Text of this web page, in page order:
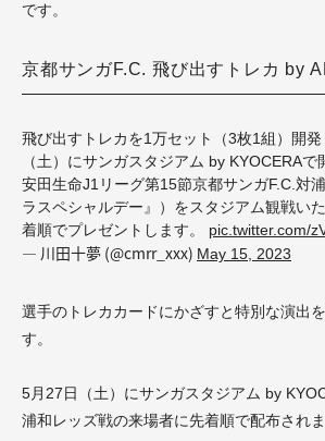
です。
京都サンガF.C. 飛び出すトレカ by
飛び出すトレカを1万セット（3枚1組）開
（土）にサンガスタジアム by KYOCERA
安田生命J1リーグ第15節京都サンガF.C.対
ラスペシャルデー』）をスタジアム観戦い
着順でプレゼントします。 pic.twitter.com/
— 川田十夢 (@cmrr_xxx) May 15, 2023
選手のトレカカードにかざすと特別な演出
す。
5月27日（土）にサンガスタジアム by
浦和レッズ戦の来場者に先着順で配布されま